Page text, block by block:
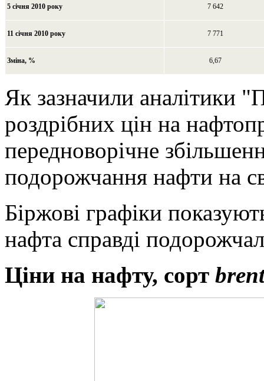
5 січня 2010 року 7 642
11 січня 2010 року 7 771
Зміна, % 6,67
Як зазначили аналітики
роздрібних цін на
передноворічне
подорожчання нафти на
Біржові графіки
нафта справді
Ціни на нафту, сорт